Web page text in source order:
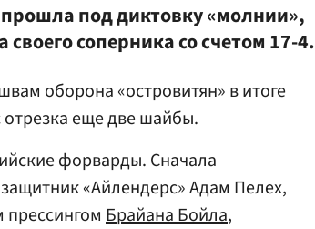
под диктовку «молнии»,
соперника со счетом 17-4.
оборона «островитян» в итоге
отрезка еще две шайбы.
форварды. Сначала
«Айлендерс» Адам Пелех,
Брайана Бойла,